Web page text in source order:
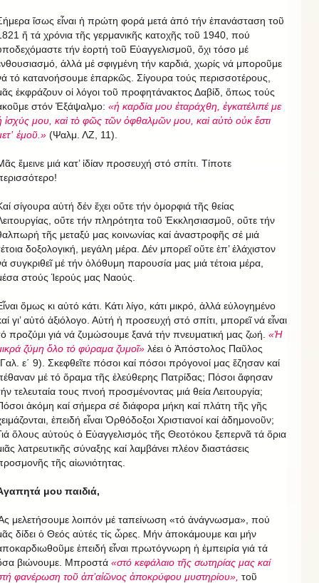
ἴσως εἶναι ἡ πρώτη φορά μετά ἀπό τήν ἐπανάσταση τοῦ
ἤ τά χρόνια τῆς γερμανικῆς κατοχῆς τοῦ 1940, πού
τήν ἑορτή τοῦ Εὐαγγελισμοῦ, ὄχι τόσο μέ
ἀλλά μέ σφιγμένη τήν καρδιά, χωρίς νά μποροῦμε
τό κατανοήσουμε ἐπαρκῶς. Σίγουρα τούς περισσοτέρους,
ἐκφράζουν οἱ λόγοι τοῦ προφητάνακτος Δαβίδ, ὅπως τούς
στόν Ἐξάψαλμο: «ἡ καρδία μου ἐταράχθη, ἐγκατέλιπέ με
ἰσχύς μου, καὶ τὸ φῶς τῶν ὀφθαλμῶν μου, καὶ αὐτὸ οὐκ ἔστι
ἐμοῦ.» (Ψαλμ. ΛΖ, 11).
ἔμεινε μιά κατ’ ἰδίαν προσευχή στό σπίτι. Τίποτε
σίγουρα αὐτή δέν ἔχει οὔτε τήν ὀμορφιά τῆς θείας
οὔτε τήν πληρότητα τοῦ Ἐκκλησιασμοῦ, οὔτε τήν
τῆς μεταξύ μας κοινωνίας καί ἀναστροφῆς σέ μιά
δοξολογική, μεγάλη μέρα. Δέν μπορεῖ οὔτε ἐπ’ ἐλάχιστον
συγκριθεῖ μέ τήν ὁλόθυμη παρουσία μας μιά τέτοια μέρα,
στούς Ἱερούς μας Ναούς.
ὅμως κι αὐτό κάτι. Κάτι λίγο, κάτι μικρό, ἀλλά εὐλογημένο
γι’ αὐτό ἀξιόλογο. Αὐτή ἡ προσευχή στό σπίτι, μπορεῖ νά εἶναι
προζύμι γιά νά ζυμώσουμε ξανά τήν πνευματική μας ζωή. «Ἡ
ζύμη ὅλο τό φύραμα ζυμοῖ» λέει ὁ Ἀπόστολος Παῦλος
ε΄ 9). Σκεφθεῖτε πόσοι καί πόσοι πρόγονοί μας ἔζησαν καί
μέ τό ὅραμα τῆς ἐλεύθερης Πατρίδας; Πόσοι ἄφησαν
τελευταία τους πνοή προσμένοντας μιά θεία Λειτουργία;
ἀκόμη καί σήμερα σέ διάφορα μήκη καί πλάτη τῆς γῆς
ἐπειδή εἶναι Ὀρθόδοξοι Χριστιανοί καί ἀδημονοῦν;
ὅλους αὐτούς ὁ Εὐαγγελισμός τῆς Θεοτόκου ξεπερνᾶ τά ὅρια
λατρευτικῆς σύναξης καί λαμβάνει πλέον διαστάσεις
τῆς αἰωνιότητας.
μου παιδιά,
μελετήσουμε λοιπόν μέ ταπείνωση «τό ἀνάγνωσμα», πού
δίδει ὁ Θεός αὐτές τίς ὧρες. Μήν ἀποκάμουμε και μήν
ἐπειδή εἶναι πρωτόγνωρη ἡ ἐμπειρία γιά τά
βιώνουμε. Μπροστά «στό κεφάλαιο τῆς σωτηρίας μας καί
φανέρωση τοῦ ἀπ’αἰῶνος ἀποκρύφου μυστηρίου», τοῦ